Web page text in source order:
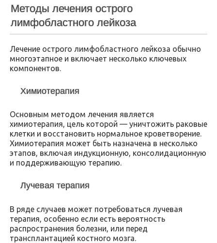
Методы лечения острого
лимфобластного лейкоза
Лечение острого лимфобластного лейкоза обычно
многоэтапное и включает несколько ключевых
компонентов.
Химиотерапия
Основным методом лечения является
химиотерапия, цель которой — уничтожить раковые
клетки и восстановить нормальное кроветворение.
Химиотерапия может быть назначена в несколько
этапов, включая индукционную, консолидационную
и поддерживающую терапию.
Лучевая терапия
В ряде случаев может потребоваться лучевая
терапия, особенно если есть вероятность
распространения болезни, или перед
трансплантацией костного мозга.